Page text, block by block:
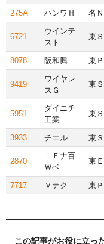
275A ハンワＨ 名Ｎ
6721
ウインテ
スト
東Ｓ
8078 阪和興 東Ｐ
9419
ワイヤレ
スＧ
東Ｓ
5951
ダイニチ
工業
東Ｓ
3933 チエル 東Ｓ
2870
ｉＦナ百
Ｗベ
東Ｅ
7717 Ｖテク 東Ｐ
この記事がお役に立っ